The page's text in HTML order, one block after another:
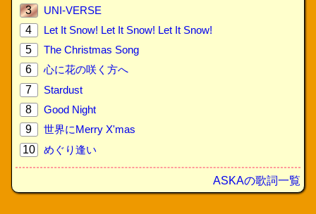
3
UNI-VERSE
4
Let It Snow! Let It Snow! Let It Snow!
5
The Christmas Song
6
心に花の咲く方へ
7
Stardust
8
Good Night
9
世界にMerry X'mas
10
めぐり逢い
ASKAの歌詞一覧